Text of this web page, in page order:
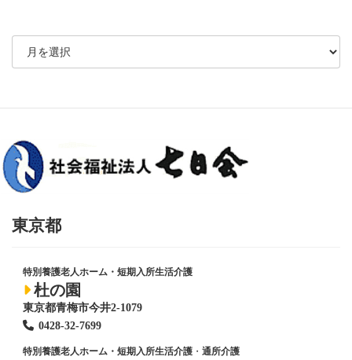
東京都
特別養護老人ホーム・短期入所生活介護
杜の園
東京都青梅市今井2-1079
0428-32-7699
特別養護老人ホーム・短期入所生活介護 ・ 通所介護